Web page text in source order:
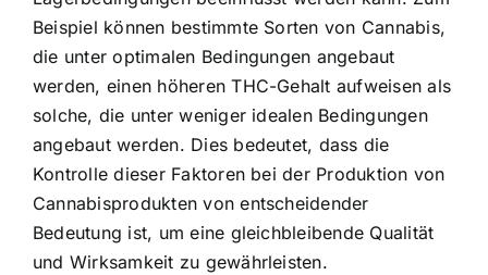
Beispiel können bestimmte Sorten von Cannabis,
die unter optimalen Bedingungen angebaut
werden, einen höheren THC-Gehalt aufweisen als
solche, die unter weniger idealen Bedingungen
angebaut werden. Dies bedeutet, dass die
Kontrolle dieser Faktoren bei der Produktion von
Cannabisprodukten von entscheidender
Bedeutung ist, um eine gleichbleibende Qualität
und Wirksamkeit zu gewährleisten.